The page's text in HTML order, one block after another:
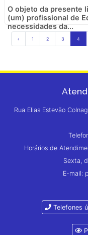
O objeto da presente
(um) profissional de
necessidades da...
‹ 1 2 3 4
Rua Elias Estevão
Horários de
Sexta,
E-mail:
Telefones